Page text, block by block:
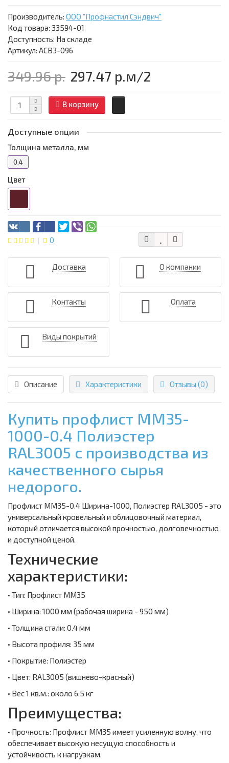
Производитель: ООО "Профнастил Сэндвич"
Код товара: 33594-01
Доступность: На складе
Артикул: АСВ3-096
349.96 р. 297.47 р.м/2
В корзину
Доступные опции
Толщина металла, мм
0.4
Цвет
0
Доставка О компании
Контакты Оплата
Виды покрытий
Описание Характеристики Отзывы (0)
Купить профлист ММ35-
1000-0.4 Полиэстер
RAL3005 с производства из
качественного сырья
недорого.
Профлист ММ35-0.4 Ширина-1000, Полиэстер RAL3005 - это
универсальный кровельный и облицовочный материал,
который отличается высокой прочностью, долговечностью
и доступной ценой.
Технические
характеристики:
• Тип: Профлист ММ35
• Ширина: 1000 мм (рабочая ширина - 950 мм)
• Толщина стали: 0.4 мм
• Высота профиля: 35 мм
• Покрытие: Полиэстер
• Цвет: RAL3005 (вишнево-красный)
• Вес 1 кв.м.: около 6.5 кг
Преимущества:
• Прочность: Профлист ММ35 имеет усиленную волну, что
обеспечивает высокую несущую способность и
устойчивость к нагрузкам.